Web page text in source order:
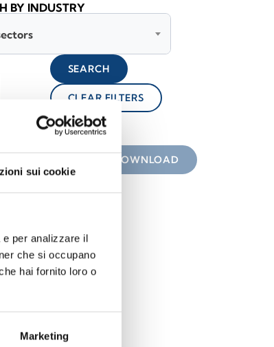
sui cookie
per analizzare il
che si occupano
hai fornito loro o
Marketing
DOWNLOAD
BY INDUSTRY
SEARCH
CLEAR FILTERS